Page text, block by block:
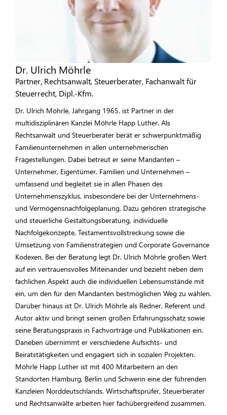
Dr. Ulrich Möhrle
Partner, Rechtsanwalt, Steuerberater, Fachanwalt für
Steuerrecht, Dipl.-Kfm.
Dr. Ulrich Möhrle, Jahrgang 1965, ist Partner in der
multidisziplinären Kanzlei Möhrle Happ Luther. Als
Rechtsanwalt und Steuerberater berät er schwerpunktmäßig
Familienunternehmen in allen unternehmerischen
Fragestellungen. Dabei betreut er seine Mandanten –
Unternehmer, Eigentümer, Familien und Unternehmen –
umfassend und begleitet sie in allen Phasen des
Unternehmenszyklus, insbesondere bei der Unternehmens-
und Vermögensnachfolgeplanung. Dazu gehören strategische
und steuerliche Gestaltungsberatung, individuelle
Nachfolgekonzepte, Testamentsvollstreckung sowie die
Umsetzung von Familienstrategien und Corporate Governance
Kodexen. Bei der Beratung legt Dr. Ulrich Möhrle großen Wert
auf ein vertrauensvolles Miteinander und bezieht neben dem
fachlichen Aspekt auch die individuellen Lebensumstände mit
ein, um den für den Mandanten bestmöglichen Weg zu wählen.
Darüber hinaus ist Dr. Ulrich Möhrle als Redner, Referent und
Autor aktiv und bringt seinen großen Erfahrungsschatz sowie
seine Beratungspraxis in Fachvorträge und Publikationen ein.
Daneben übernimmt er verschiedene Aufsichts- und
Beiratstätigkeiten und engagiert sich in sozialen Projekten.
Möhrle Happ Luther ist mit 400 Mitarbeitern an den
Standorten Hamburg, Berlin und Schwerin eine der führenden
Kanzleien Norddeutschlands. Wirtschaftsprüfer, Steuerberater
und Rechtsanwälte arbeiten hier fachübergreifend zusammen.